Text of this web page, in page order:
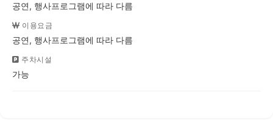
공연, 행사프로그램에 따라 다름
이용요금
공연, 행사프로그램에 따라 다름
주차시설
가능